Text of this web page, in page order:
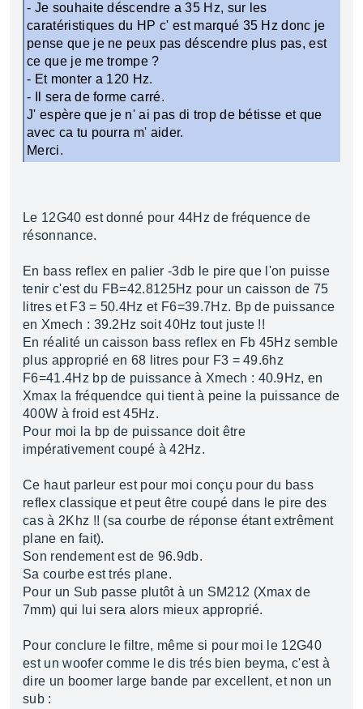
- Je souhaite déscendre a 35 Hz, sur les
caratéristiques du HP c' est marqué 35 Hz donc je
pense que je ne peux pas déscendre plus pas, est
ce que je me trompe ?
- Et monter a 120 Hz.
- Il sera de forme carré.
J' espère que je n' ai pas di trop de bétisse et que
avec ca tu pourra m' aider.
Merci.
Le 12G40 est donné pour 44Hz de fréquence de
résonnance.
En bass reflex en palier -3db le pire que l'on puisse
tenir c'est du FB=42.8125Hz pour un caisson de 75
litres et F3 = 50.4Hz et F6=39.7Hz. Bp de puissance
en Xmech : 39.2Hz soit 40Hz tout juste !!
En réalité un caisson bass reflex en Fb 45Hz semble
plus approprié en 68 litres pour F3 = 49.6hz
F6=41.4Hz bp de puissance à Xmech : 40.9Hz, en
Xmax la fréquendce qui tient à peine la puissance de
400W à froid est 45Hz.
Pour moi la bp de puissance doit être
impérativement coupé à 42Hz.
Ce haut parleur est pour moi conçu pour du bass
reflex classique et peut être coupé dans le pire des
cas à 2Khz !! (sa courbe de réponse étant extrêment
plane en fait).
Son rendement est de 96.9db.
Sa courbe est trés plane.
Pour un Sub passe plutôt à un SM212 (Xmax de
7mm) qui lui sera alors mieux approprié.
Pour conclure le filtre, même si pour moi le 12G40
est un woofer comme le dis trés bien beyma, c'est à
dire un boomer large bande par excellent, et non un
sub :